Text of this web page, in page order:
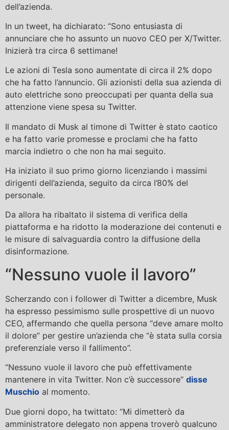
dell’azienda.
In un tweet, ha dichiarato: “Sono entusiasta di
annunciare che ho assunto un nuovo CEO per X/Twitter.
Inizierà tra circa 6 settimane!
Le azioni di Tesla sono aumentate di circa il 2% dopo
che ha fatto l’annuncio. Gli azionisti della sua azienda di
auto elettriche sono preoccupati per quanta della sua
attenzione viene spesa su Twitter.
Il mandato di Musk al timone di Twitter è stato caotico
e ha fatto varie promesse e proclami che ha fatto
marcia indietro o che non ha mai seguito.
Ha iniziato il suo primo giorno licenziando i massimi
dirigenti dell’azienda, seguito da circa l’80% del
personale.
Da allora ha ribaltato il sistema di verifica della
piattaforma e ha ridotto la moderazione dei contenuti e
le misure di salvaguardia contro la diffusione della
disinformazione.
“Nessuno vuole il lavoro”
Scherzando con i follower di Twitter a dicembre, Musk
ha espresso pessimismo sulle prospettive di un nuovo
CEO, affermando che quella persona “deve amare molto
il dolore” per gestire un’azienda che “è stata sulla corsia
preferenziale verso il fallimento”.
“Nessuno vuole il lavoro che può effettivamente
mantenere in vita Twitter. Non c’è successore” disse
Muschio al momento.
Due giorni dopo, ha twittato: “Mi dimetterò da
amministratore delegato non appena troverò qualcuno